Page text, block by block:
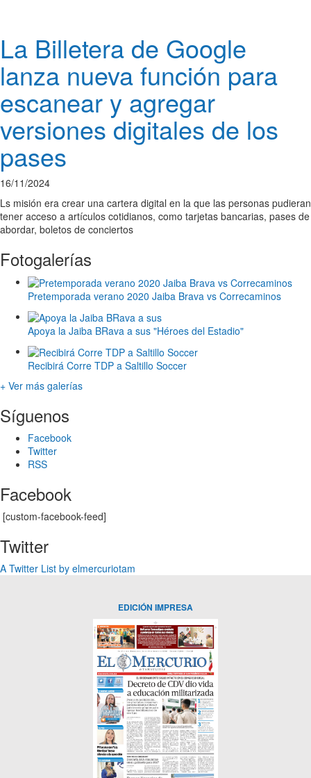
La Billetera de Google
lanza nueva función para
escanear y agregar
versiones digitales de los
pases
16/11/2024
Ls misión era crear una cartera digital en la que las personas pudieran
tener acceso a artículos cotidianos, como tarjetas bancarias, pases de
abordar, boletos de conciertos
Fotogalerías
Pretemporada verano 2020 Jaiba Brava vs Correcaminos
Apoya la Jaiba BRava a sus "Héroes del Estadio"
Recibirá Corre TDP a Saltillo Soccer
+ Ver más galerías
Síguenos
Facebook
Twitter
RSS
Facebook
[custom-facebook-feed]
Twitter
A Twitter List by elmercuriotam
EDICIÓN IMPRESA